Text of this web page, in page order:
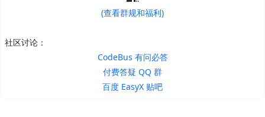
(查看群规和福利)
社区讨论：
CodeBus 有问必答
付费答疑 QQ 群
百度 EasyX 贴吧